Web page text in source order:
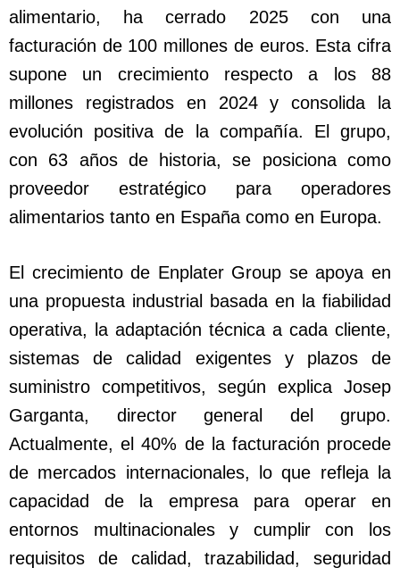
alimentario, ha cerrado 2025 con una
facturación de 100 millones de euros. Esta cifra
supone un crecimiento respecto a los 88
millones registrados en 2024 y consolida la
evolución positiva de la compañía. El grupo,
con 63 años de historia, se posiciona como
proveedor estratégico para operadores
alimentarios tanto en España como en Europa.
El crecimiento de Enplater Group se apoya en
una propuesta industrial basada en la fiabilidad
operativa, la adaptación técnica a cada cliente,
sistemas de calidad exigentes y plazos de
suministro competitivos, según explica Josep
Garganta, director general del grupo.
Actualmente, el 40% de la facturación procede
de mercados internacionales, lo que refleja la
capacidad de la empresa para operar en
entornos multinacionales y cumplir con los
requisitos de calidad, trazabilidad, seguridad